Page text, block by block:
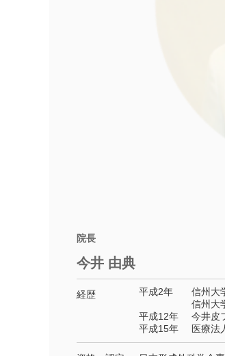
院長
今井 由典
経歴 平成2年
信州大
信州大
平成12年
今井皮
平成15年
医療法